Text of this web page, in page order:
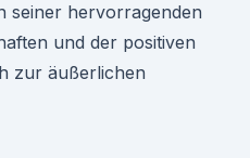
seiner hervorragenden
und der positiven
zur äußerlichen